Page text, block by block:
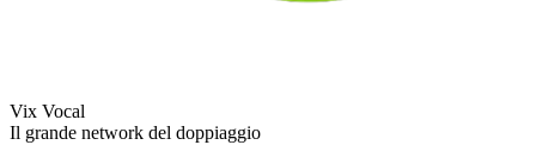
Vix Vocal
Il grande network del doppiaggio